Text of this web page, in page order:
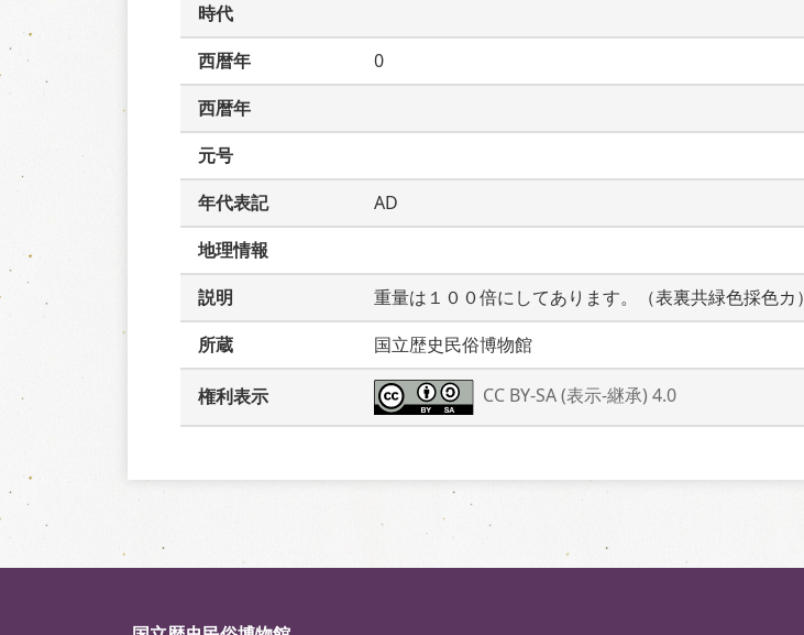
時代
西暦年
0
西暦年
元号
年代表記
AD
地理情報
説明
重量は１００倍にしてあります。（表裏共緑色採色カ）
所蔵
国立歴史民俗博物館
権利表示 CC BY-SA (表示-継承) 4.0